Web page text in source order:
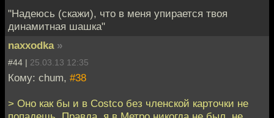
"Надеюсь (скажи), что в меня упирается твоя
динамитная шашка"
naxxodka »
#44 | 25.03.13 12:35
Кому: chum, #38
> Оно как бы и в Costco без членской карточки не